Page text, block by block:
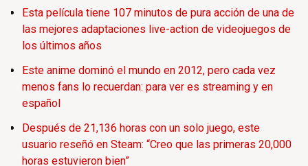
Esta película tiene 107 minutos de pura acción de una de
las mejores adaptaciones live-action de videojuegos de
los últimos años
Este anime dominó el mundo en 2012, pero cada vez
menos fans lo recuerdan: para ver es streaming y en
español
Después de 21,136 horas con un solo juego, este
usuario reseñó en Steam: “Creo que las primeras 20,000
horas estuvieron bien”